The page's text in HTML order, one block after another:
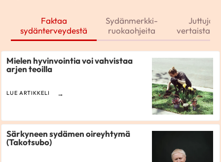
Faktaa
sydänterveydestä
Sydänmerkki-
ruokaohjeita
Juttuja
Mielen hyvinvointia voi vahvistaa
arjen teoilla
LUE ARTIKKELI
Särkyneen sydämen oireyhtymä
(Takotsubo)